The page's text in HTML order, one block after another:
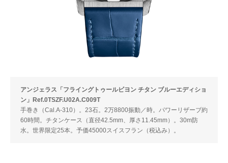
アンジェラス「フライングトゥールビヨン チタン ブルーエディショ
ン」Ref.0TSZF.U02A.C009T
手巻き（Cal.A-310）。23石。2万8800振動／時。パワーリザーブ約
60時間。チタンケース（直径42.5mm、厚さ11.45mm）。30m防
水。世界限定25本。予価45000スイスフラン（税込み）。